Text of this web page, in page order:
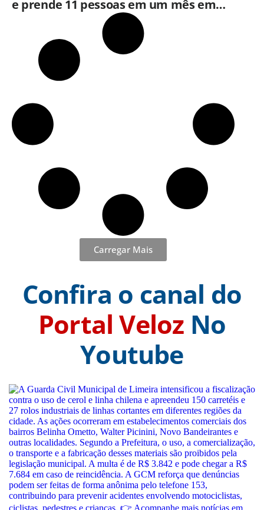
e prende 11 pessoas em um mês em
Carregar Mais
Confira o canal do
Portal Veloz No
Youtube